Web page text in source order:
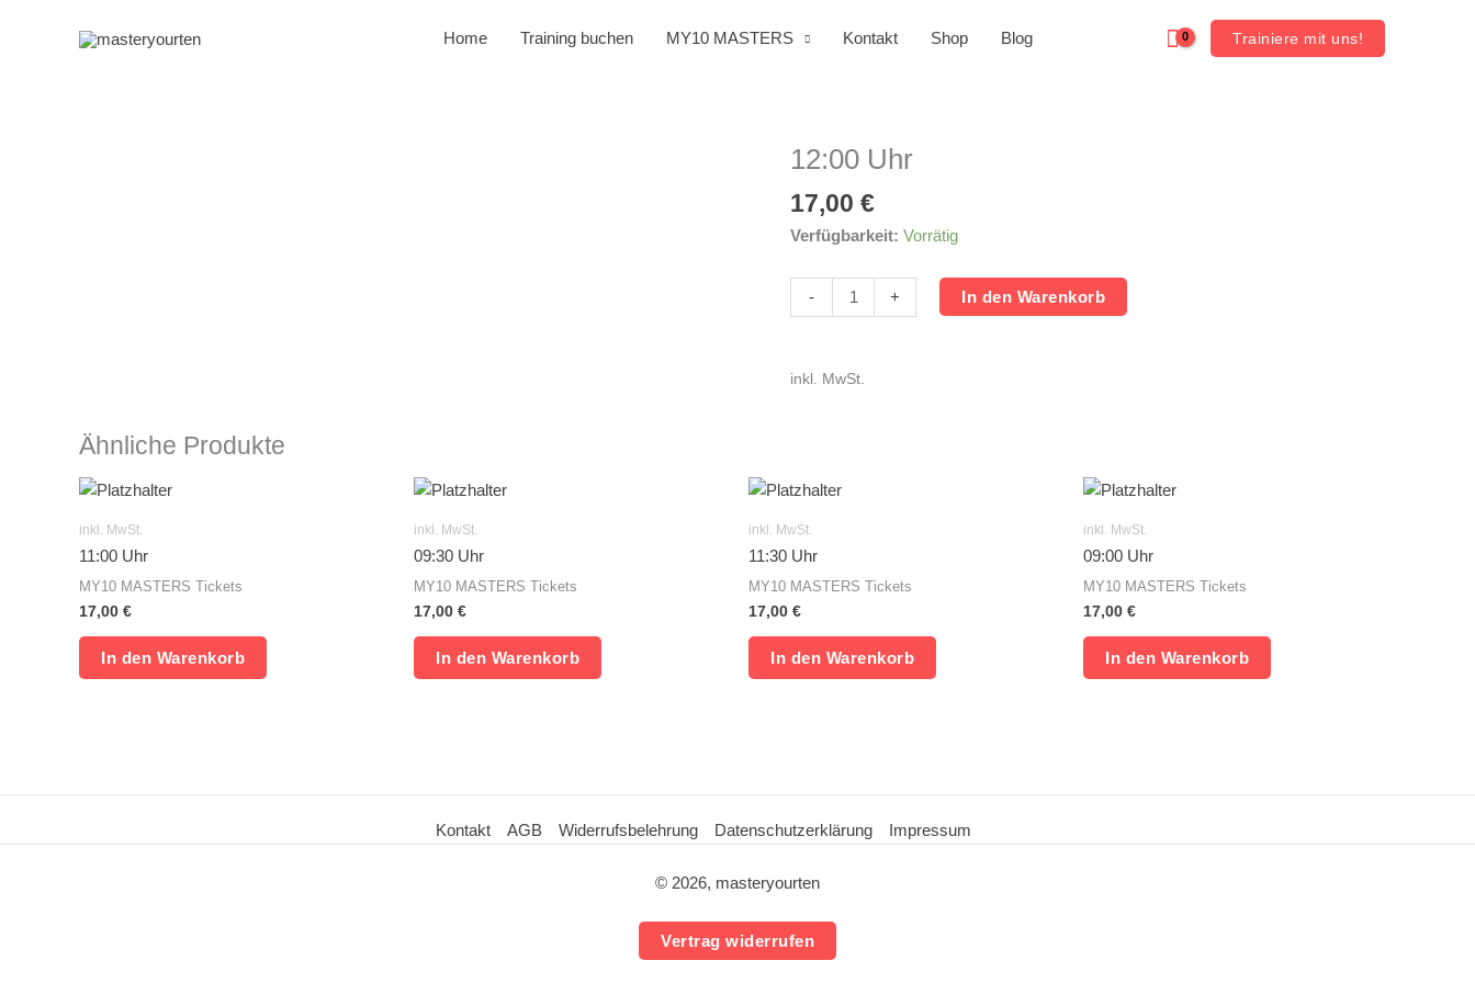
Home Training buchen MY10 MASTERS Kontakt Shop Blog Trainiere mit uns!
12:00 Uhr
17,00 €
Verfügbarkeit: Vorrätig
-
12:00
Menge
+ In den Warenkorb
inkl. MwSt.
Ähnliche Produkte
inkl. MwSt.
11:00 Uhr
MY10 MASTERS Tickets
17,00 €
In den Warenkorb
inkl. MwSt.
09:30 Uhr
MY10 MASTERS Tickets
17,00 €
In den Warenkorb
inkl. MwSt.
11:30 Uhr
MY10 MASTERS Tickets
17,00 €
In den Warenkorb
inkl. MwSt.
09:00 Uhr
MY10 MASTERS Tickets
17,00 €
In den Warenkorb
Kontakt AGB Widerrufsbelehrung Datenschutzerklärung Impressum
© 2026, masteryourten
Vertrag widerrufen